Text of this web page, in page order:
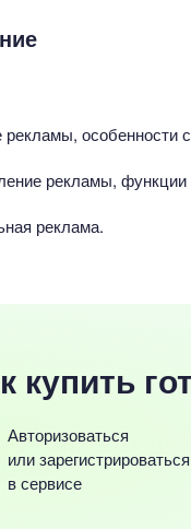
рекламы, особенности
рекламы,
реклама.
купить
Авторизоваться
или зарегистрироваться
в сервисе